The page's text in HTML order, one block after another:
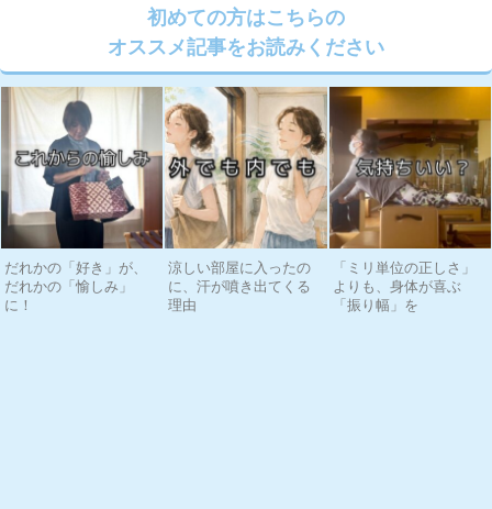
初めての方はこちらの
オススメ記事をお読みください
だれかの「好き」が、
だれかの「愉しみ」
に！
涼しい部屋に入ったの
に、汗が噴き出てくる
理由
「ミリ単位の正しさ」
よりも、身体が喜ぶ
「振り幅」を